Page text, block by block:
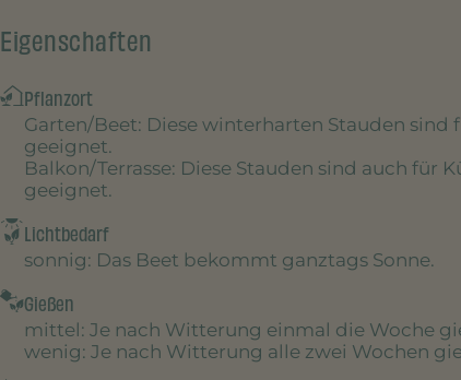
Eigenschaften
Pflanzort
Garten/Beet: Diese winterharten Stauden sind
geeignet.
Balkon/Terrasse: Diese Stauden sind auch für
geeignet.
Lichtbedarf
sonnig: Das Beet bekommt ganztags Sonne.
Gießen
mittel : Je nach Witterung einmal die Woche
wenig: Je nach Witterung alle zwei Wochen